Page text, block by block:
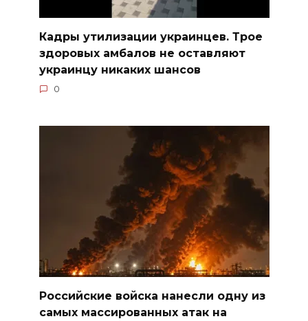
Кадры утилизации украинцев. Трое
здоровых амбалов не оставляют
украинцу никаких шансов
0
Российские войска нанесли одну из
самых массированных атак на